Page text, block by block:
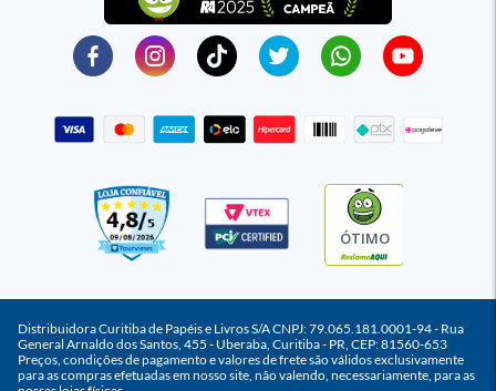
ÓTIMO
Distribuidora Curitiba de Papéis e Livros S/A CNPJ: 79.065.181.0001-94 - Rua
General Arnaldo dos Santos, 455 - Uberaba, Curitiba - PR, CEP: 81560-653
Preços, condições de pagamento e valores de frete são válidos exclusivamente
para as compras efetuadas em nosso site, não valendo, necessariamente, para as